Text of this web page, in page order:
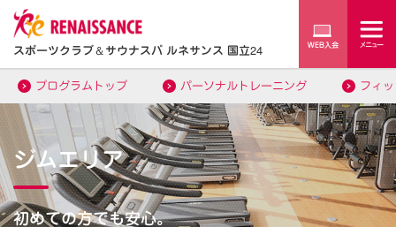
スポーツクラブ＆サウナスパ ルネサンス 国立24
プログラムトップ パーソナルトレーニング フィ
ジムエリア
初めての方でも安心。